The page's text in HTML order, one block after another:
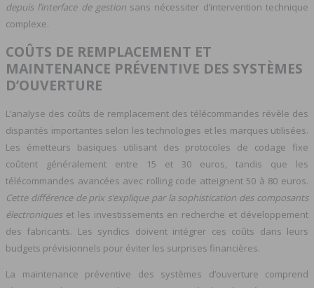
depuis l’interface de gestionsans nécessiter d’intervention technique
complexe.
COÛTS DE REMPLACEMENT ET
MAINTENANCE PRÉVENTIVE DES SYSTÈMES
D’OUVERTURE
L’analyse des coûts de remplacement des télécommandes révèle des
disparités importantes selon les technologies et les marques utilisées.
Les émetteurs basiques utilisant des protocoles de codage fixe
coûtent généralement entre 15 et 30 euros, tandis que les
télécommandes avancées avec rolling code atteignent 50 à 80 euros.
Cette différence de prix s’explique par la sophistication des composants
électroniqueset les investissements en recherche et développement
des fabricants. Les syndics doivent intégrer ces coûts dans leurs
budgets prévisionnels pour éviter les surprises financières.
La maintenance préventive des systèmes d’ouverture comprend